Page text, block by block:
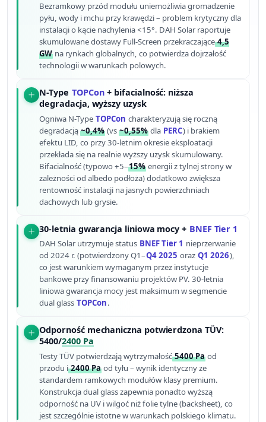
Bezramkowy przód modułu uniemożliwia gromadzenie
pyłu, wody i mchu przy krawędzi – problem krytyczny dla
instalacji o kącie nachylenia <15°. DAH Solar raportuje
skumulowane dostawy Full-Screen przekraczające4,5
GW na rynkach globalnych, co potwierdza dojrzałość
technologii w warunkach polowych.
N-Type TOPCon + bifacialność: niższa
degradacja, wyższy uzysk
Ogniwa N-Type TOPCon charakteryzują się roczną
degradacją~0,4% (vs~0,55% dla PERC) i brakiem
efektu LID, co przy 30-letnim okresie eksploatacji
przekłada się na realnie wyższy uzysk skumulowany.
Bifacialność (typowo +5–15% energii z tylnej strony w
zależności od albedo podłoża) dodatkowo zwiększa
rentowność instalacji na jasnych powierzchniach
dachowych lub grysie.
30-letnia gwarancja liniowa mocy + BNEF Tier 1
DAH Solar utrzymuje status BNEF Tier 1 nieprzerwanie
od 2024 r. (potwierdzony Q1–Q4 2025 oraz Q1 2026),
co jest warunkiem wymaganym przez instytucje
bankowe przy finansowaniu projektów PV. 30-letnia
liniowa gwarancja mocy jest maksimum w segmencie
dual glass TOPCon.
Odporność mechaniczna potwierdzona TÜV:
5400/2400 Pa
Testy TÜV potwierdzają wytrzymałość5400 Pa od
przodu i2400 Pa od tyłu – wynik identyczny ze
standardem ramkowych modułów klasy premium.
Konstrukcja dual glass zapewnia ponadto wyższą
odporność na UV i wilgoć niż folie tylne (backsheet), co
jest szczególnie istotne w warunkach polskiego klimatu.